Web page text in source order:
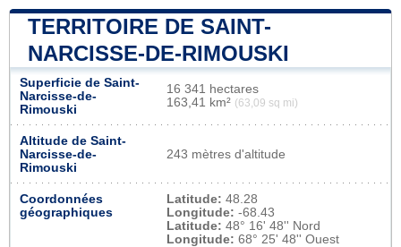
TERRITOIRE DE SAINT-
NARCISSE-DE-RIMOUSKI
Superficie de Saint-
Narcisse-de-
Rimouski
16 341 hectares
163,41 km² (63,09 sq mi)
Altitude de Saint-
Narcisse-de-
Rimouski
243 mètres d'altitude
Coordonnées
géographiques
Latitude: 48.28
Longitude: -68.43
Latitude: 48° 16' 48'' Nord
Longitude: 68° 25' 48'' Ouest